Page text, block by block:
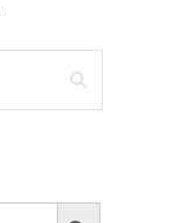
Search Button